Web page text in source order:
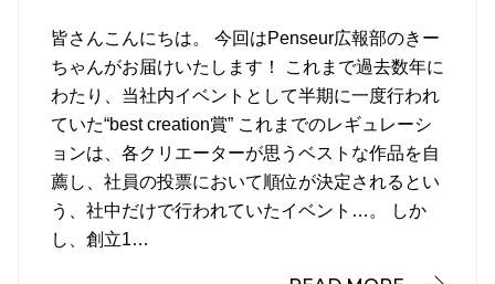
皆さんこんにちは。 今回はPenseur広報部のきー
ちゃんがお届けいたします！ これまで過去数年に
わたり、当社内イベントとして半期に一度行われ
ていた“best creation賞” これまでのレギュレーシ
ョンは、各クリエーターが思うベストな作品を自
薦し、社員の投票において順位が決定されるとい
う、社中だけで行われていたイベント…。 しか
し、創立1…